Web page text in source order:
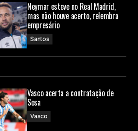
Neymar esteve no Real Madrid,
mas não houve acerto, relembra
empresário
Santos
Vasco acerta a contratação de
Sosa
Vasco